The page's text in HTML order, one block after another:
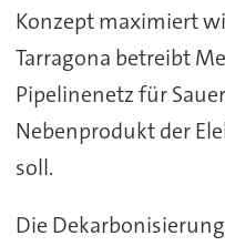
Konzept maximiert
Tarragona betreibt
Pipelinenetz für
Nebenprodukt der
soll.
Die